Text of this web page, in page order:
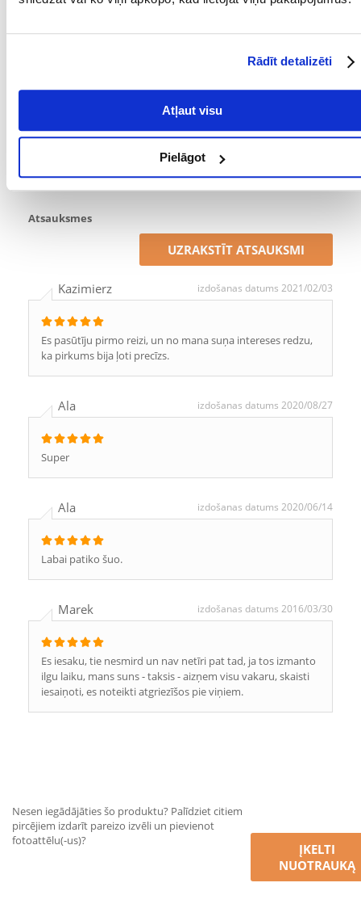
Rādīt detalizēti
Atļaut visu
Pielāgot
DZĪVES POSMS: Pieaudzis
Kādi ir produktu vērtēšanas noteikumi?
Tikai reģistrēti FERA24.LV klienti, kuri ir iegādājušies produktu,
var dot tai vērtējumu. Ar zvaigznītēm norādītais vērtējums ir
vidējais no visiem vērtējumiem. Pēc atsauksmju apstrādes mēs
publicēsim gan pozitīvus, gan negatīvus vērtējumus.
Atsauksmes
UZRAKSTĪT ATSAUKSMI
Kazimierz izdošanas datums 2021/02/03
Es pasūtīju pirmo reizi, un no mana suņa intereses redzu,
ka pirkums bija ļoti precīzs.
Ala izdošanas datums 2020/08/27
Super
Ala izdošanas datums 2020/06/14
Labai patiko šuo.
Marek izdošanas datums 2016/03/30
Es iesaku, tie nesmird un nav netīri pat tad, ja tos izmanto
ilgu laiku, mans suns - taksis - aizņem visu vakaru, skaisti
iesaiņoti, es noteikti atgriezīšos pie viņiem.
Nesen iegādājāties šo produktu? Palīdziet citiem
pircējiem izdarīt pareizo izvēli un pievienot
fotoattēlu(-us)?
ĮKELTI
NUOTRAUKĄ